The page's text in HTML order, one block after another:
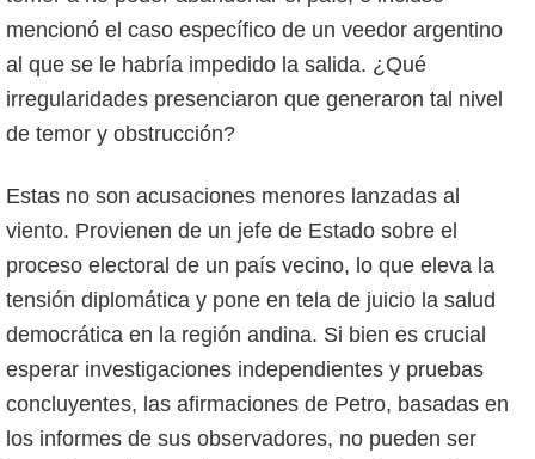
mencionó el caso específico de un veedor argentino
al que se le habría impedido la salida. ¿Qué
irregularidades presenciaron que generaron tal nivel
de temor y obstrucción?
Estas no son acusaciones menores lanzadas al
viento. Provienen de un jefe de Estado sobre el
proceso electoral de un país vecino, lo que eleva la
tensión diplomática y pone en tela de juicio la salud
democrática en la región andina. Si bien es crucial
esperar investigaciones independientes y pruebas
concluyentes, las afirmaciones de Petro, basadas en
los informes de sus observadores, no pueden ser